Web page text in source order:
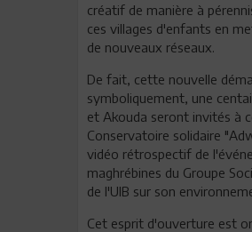
créatif de manière à
ces villages d'enfants en
de nouveaux réseaux.
De fait, cette nouvelle
symboliquement, une
et Akouda seront invités à
Conservatoire solidaire
vidéo rétrospectif de
maghrébines du Groupe
de l'UIB sur son
Cet esprit d'ouverture est